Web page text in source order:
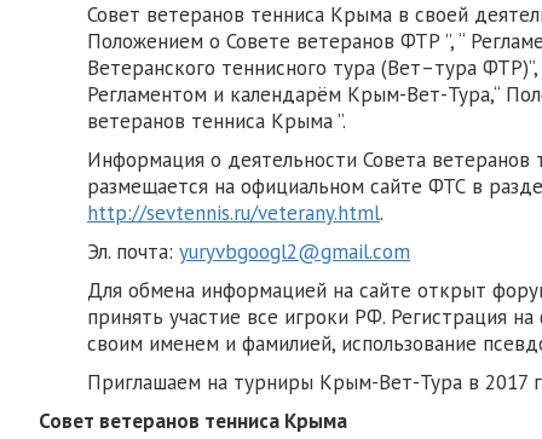
Совет ветеранов тенниса Крыма в своей
Положением о Совете ветеранов ФТР ”, “
Ветеранского теннисного тура (Вет–тура
Регламентом и календарём Крым-Вет-Тура,“
ветеранов тенниса Крыма ”.
Информация о деятельности Совета ветеранов
размещается на официальном сайте ФТС в
http://sevtennis.ru/veterany.html.
Эл. почта: yuryvbgoogl2@gmail.com
Для обмена информацией на сайте открыт
принять участие все игроки РФ. Регистрация
своим именем и фамилией, использование
Приглашаем на турниры Крым-Вет-Тура в 2017
Совет ветеранов тенниса Крыма